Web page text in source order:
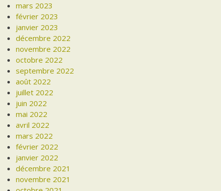
mars 2023
février 2023
janvier 2023
décembre 2022
novembre 2022
octobre 2022
septembre 2022
août 2022
juillet 2022
juin 2022
mai 2022
avril 2022
mars 2022
février 2022
janvier 2022
décembre 2021
novembre 2021